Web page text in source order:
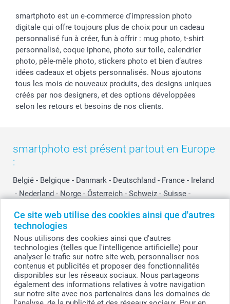
Ce site web utilise des cookies ainsi que d'autres
technologies
Nous utilisons des cookies ainsi que d'autres
technologies (telles que l'intelligence artificielle) pour
analyser le trafic sur notre site web, personnaliser nos
contenus et publicités et proposer des fonctionnalités
disponibles sur les réseaux sociaux. Nous partageons
également des informations relatives à votre navigation
sur notre site avec nos partenaires dans les domaines de
smartphoto est un e-commerce d'impression photo
digitale qui offre toujours plus de choix pour un cadeau
personnalisé fun à créer, fun à offrir : mug photo, t-shirt
personnalisé, coque iphone, photo sur toile, calendrier
photo, pêle-mêle photo, stickers photo et bien d’autres
idées cadeaux et objets personnalisés. Nous ajoutons
tous les mois de nouveaux produits, des designs uniques
créés par nos designers, et des options développées
selon les retours et besoins de nos clients.
smartphoto est présent partout en Europe
:
België - Belgique - Danmark - Deutschland - France - Ireland
- Nederland - Norge - Österreich - Schweiz - Suisse -
Other Countries
© smartphoto group. Tous droits réservés
smartphoto group SA.
Tous les prix sont en EURO (€), TVA incluse et hors frais de port.